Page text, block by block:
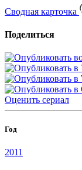
Сводная карточка
Поделиться
Оценить сериал
Год
2011